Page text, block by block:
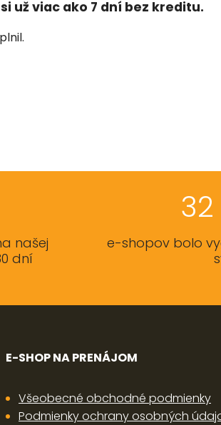
už viac ako 7 dní bez kreditu.
našej
dní
e-shopov bolo
E-SHOP NA PRENÁJOM
Všeobecné obchodné podmienky
Podmienky ochrany osobných